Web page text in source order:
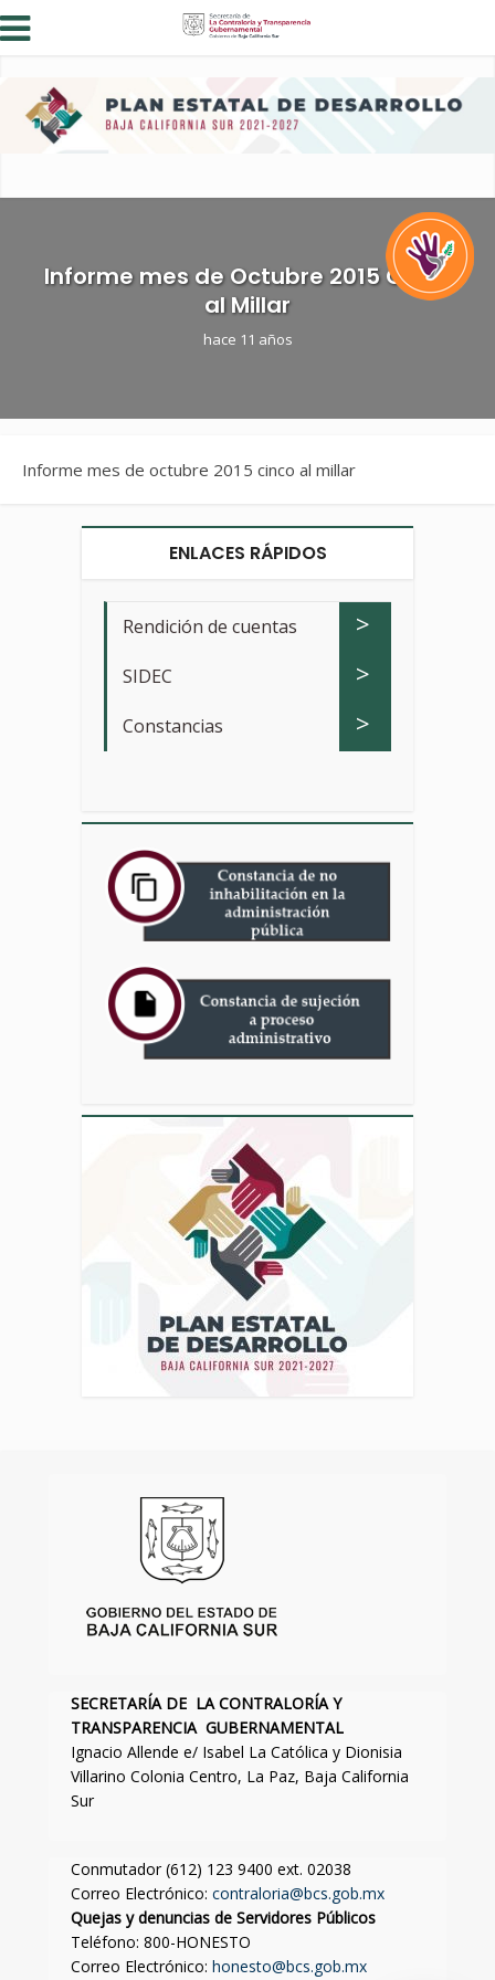
Informe mes de Octubre 2015 Cinco
al Millar
hace 11 años
Informe mes de octubre 2015 cinco al millar
ENLACES RÁPIDOS
Rendición de cuentas >
SIDEC >
Constancias >
SECRETARÍA DE LA CONTRALORÍA Y
TRANSPARENCIA GUBERNAMENTAL
Ignacio Allende e/ Isabel La Católica y Dionisia
Villarino Colonia Centro, La Paz, Baja California
Sur
Conmutador (612) 123 9400 ext. 02038
Correo Electrónico: contraloria@bcs.gob.mx
Quejas y denuncias de Servidores Públicos
Teléfono: 800-HONESTO
Correo Electrónico: honesto@bcs.gob.mx